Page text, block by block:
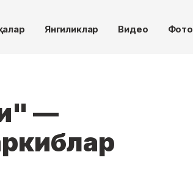
Янгиликлар Видео Фото
—